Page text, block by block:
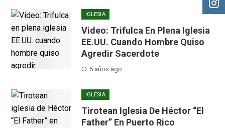
IGLESIA
Video: Trifulca En Plena Iglesia
EE.UU. Cuando Hombre Quiso
Agredir Sacerdote
5 años ago
IGLESIA
Tirotean Iglesia De Héctor “El
Father” En Puerto Rico